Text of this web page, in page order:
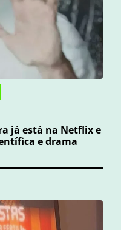
já está na Netflix e
e drama